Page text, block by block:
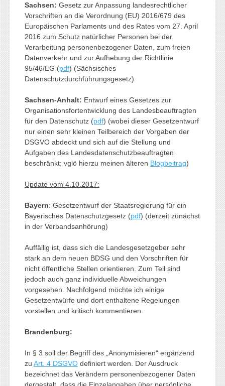
Sachsen: Gesetz zur Anpassung landesrechtlicher
Vorschriften an die Verordnung (EU) 2016/679 des
Europäischen Parlaments und des Rates vom 27. April
2016 zum Schutz natürlicher Personen bei der
Verarbeitung personenbezogener Daten, zum freien
Datenverkehr und zur Aufhebung der Richtlinie
95/46/EG (pdf) (Sächsisches
Datenschutzdurchführungsgesetz)
Sachsen-Anhalt: Entwurf eines Gesetzes zur
Organisationsfortentwicklung des Landesbeauftragten
für den Datenschutz (pdf) (wobei dieser Gesetzentwurf
nur einen sehr kleinen Teilbereich der Vorgaben der
DSGVO abdeckt und sich auf die Stellung und
Aufgaben des Landesdatenschutzbeauftragten
beschränkt; vglö hierzu meinen älteren Blogbeitrag)
Update vom 4.10.2017:
Bayern: Gesetzentwurf der Staatsregierung für ein
Bayerisches Datenschutzgesetz (pdf) (derzeit zunächst
in der Verbandsanhörung)
Auffällig ist, dass sich die Landesgesetzgeber sehr
stark an dem neuen BDSG und den Vorschriften für
nicht öffentliche Stellen orientieren. Zum Teil sind
jedoch auch ganz individuelle Abweichungen
vorgesehen. Nachfolgend möchte ich einige
Gesetzentwürfe und dort enthaltene Regelungen
vorstellen und kritisch kommentieren.
Brandenburg:
In § 3 soll der Begriff des „Anonymisieren“ ergänzend
zu Art. 4 DSGVOdefiniert werden. Der Ausdruck
bezeichnet das Verändern personenbezogener Daten
dergestalt, dass die Einzelangaben über persönliche